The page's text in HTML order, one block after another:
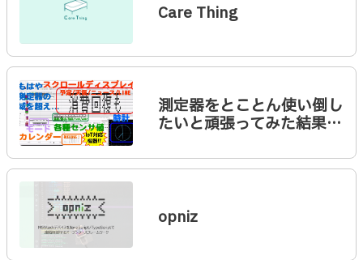
Care Thing
測定器をとことん使い倒し
たいと頑張ってみた結果…
opniz